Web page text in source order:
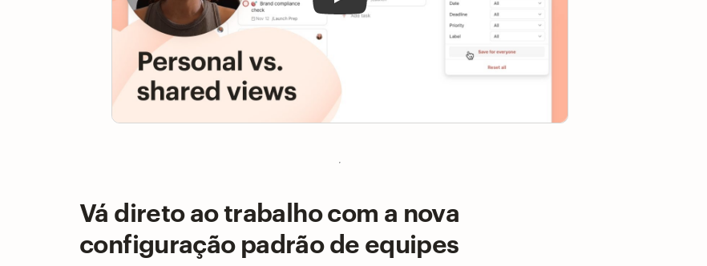
Vá direto ao trabalho com a nova
configuração padrão de equipes